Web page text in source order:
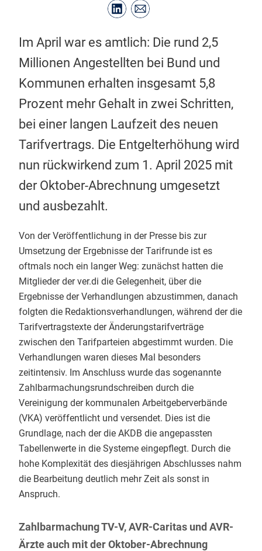
Im April war es amtlich: Die rund 2,5
Millionen Angestellten bei Bund und
Kommunen erhalten insgesamt 5,8
Prozent mehr Gehalt in zwei Schritten,
bei einer langen Laufzeit des neuen
Tarifvertrags. Die Entgelterhöhung wird
nun rückwirkend zum 1. April 2025 mit
der Oktober-Abrechnung umgesetzt
und ausbezahlt.
Von der Veröffentlichung in der Presse bis zur
Umsetzung der Ergebnisse der Tarifrunde ist es
oftmals noch ein langer Weg: zunächst hatten die
Mitglieder der ver.di die Gelegenheit, über die
Ergebnisse der Verhandlungen abzustimmen, danach
folgten die Redaktionsverhandlungen, während der die
Tarifvertragstexte der Änderungstarifverträge
zwischen den Tarifparteien abgestimmt wurden. Die
Verhandlungen waren dieses Mal besonders
zeitintensiv. Im Anschluss wurde das sogenannte
Zahlbarmachungsrundschreiben durch die
Vereinigung der kommunalen Arbeitgeberverbände
(VKA) veröffentlicht und versendet. Dies ist die
Grundlage, nach der die AKDB die angepassten
Tabellenwerte in die Systeme eingepflegt. Durch die
hohe Komplexität des diesjährigen Abschlusses nahm
die Bearbeitung deutlich mehr Zeit als sonst in
Anspruch.
Zahlbarmachung TV-V, AVR-Caritas und AVR-
Ärzte auch mit der Oktober-Abrechnung